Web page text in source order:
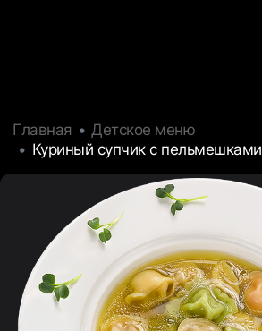
Главная
Детское меню
Куриный супчик с пельмешками